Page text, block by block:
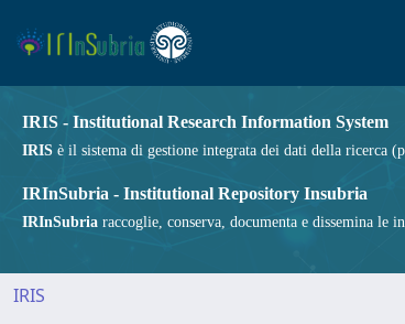
IRIS - Institutional Research Information System
IRIS è il sistema di gestione integrata dei dati della ricerca
IRInSubria - Institutional Repository Insubria
IRInSubria raccoglie, conserva, documenta e dissemina
IRIS